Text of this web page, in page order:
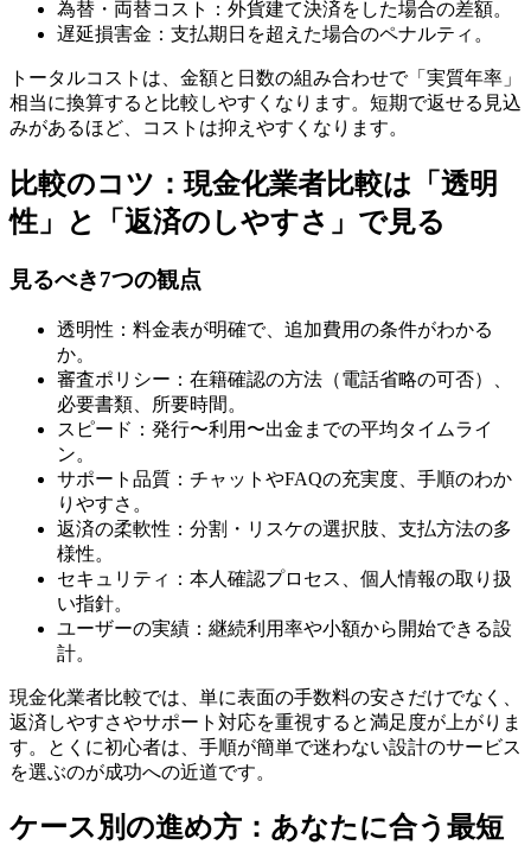
為替・両替コスト：外貨建て決済をした場合の差額。
遅延損害金：支払期日を超えた場合のペナルティ。
トータルコストは、金額と日数の組み合わせで「実質年率」
相当に換算すると比較しやすくなります。短期で返せる見込
みがあるほど、コストは抑えやすくなります。
比較のコツ：現金化業者比較は「透明
性」と「返済のしやすさ」で見る
見るべき7つの観点
透明性：料金表が明確で、追加費用の条件がわかる
か。
審査ポリシー：在籍確認の方法（電話省略の可否）、
必要書類、所要時間。
スピード：発行〜利用〜出金までの平均タイムライ
ン。
サポート品質：チャットやFAQの充実度、手順のわか
りやすさ。
返済の柔軟性：分割・リスケの選択肢、支払方法の多
様性。
セキュリティ：本人確認プロセス、個人情報の取り扱
い指針。
ユーザーの実績：継続利用率や小額から開始できる設
計。
現金化業者比較では、単に表面の手数料の安さだけでなく、
返済しやすさやサポート対応を重視すると満足度が上がりま
す。とくに初心者は、手順が簡単で迷わない設計のサービス
を選ぶのが成功への近道です。
ケース別の進め方：あなたに合う最短